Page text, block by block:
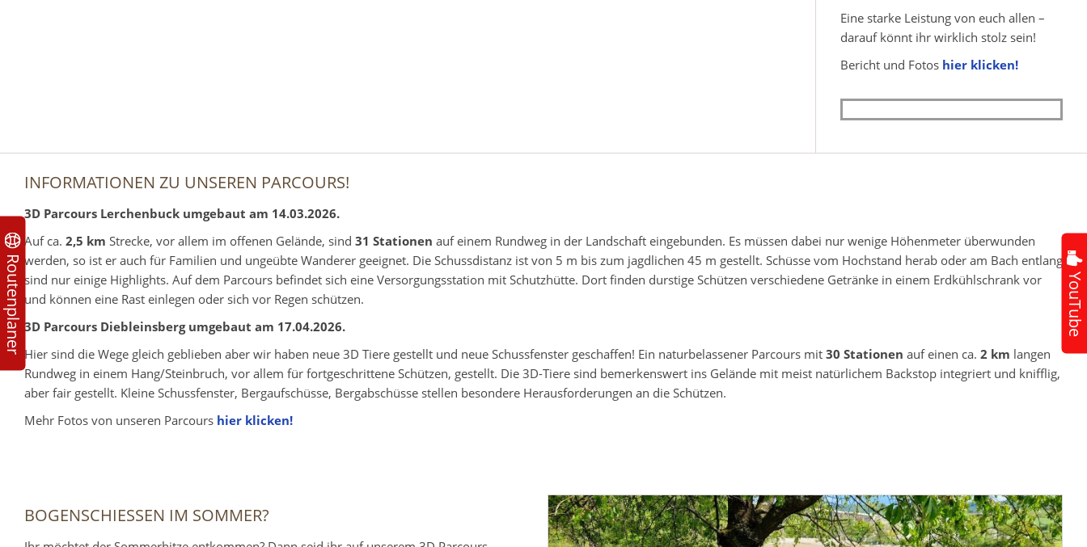
YouTube
Routenplaner
Eine starke Leistung von euch allen –
darauf könnt ihr wirklich stolz sein!
Bericht und Fotos hier klicken!
INFORMATIONEN ZU UNSEREN PARCOURS!
3D Parcours Lerchenbuck umgebaut am 14.03.2026.
Auf ca. 2,5 km Strecke, vor allem im offenen Gelände, sind 31 Stationen auf einem Rundweg in der Landschaft eingebunden. Es müssen dabei nur wenige Höhenmeter überwunden
werden, so ist er auch für Familien und ungeübte Wanderer geeignet. Die Schussdistanz ist von 5 m bis zum jagdlichen 45 m gestellt. Schüsse vom Hochstand herab oder am Bach entlang
sind nur einige Highlights. Auf dem Parcours befindet sich eine Versorgungsstation mit Schutzhütte. Dort finden durstige Schützen verschiedene Getränke in einem Erdkühlschrank vor
und können eine Rast einlegen oder sich vor Regen schützen.
3D Parcours Diebleinsberg umgebaut am 17.04.2026.
Hier sind die Wege gleich geblieben aber wir haben neue 3D Tiere gestellt und neue Schussfenster geschaffen! Ein naturbelassener Parcours mit 30 Stationen auf einen ca. 2 km langen
Rundweg in einem Hang/Steinbruch, vor allem für fortgeschrittene Schützen, gestellt. Die 3D-Tiere sind bemerkenswert ins Gelände mit meist natürlichem Backstop integriert und knifflig,
aber fair gestellt. Kleine Schussfenster, Bergaufschüsse, Bergabschüsse stellen besondere Herausforderungen an die Schützen.
Mehr Fotos von unseren Parcours hier klicken!
BOGENSCHIESSEN IM SOMMER?